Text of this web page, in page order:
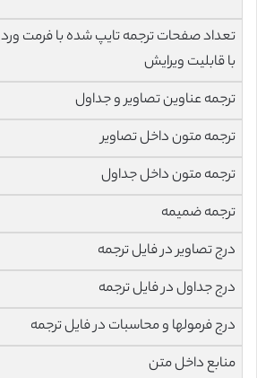
تعداد صفحات ترجمه تایپ شده با فرمت ورد
با قابلیت ویرایش
ترجمه عناوین تصاویر و جداول
ترجمه متون داخل تصاویر
ترجمه متون داخل جداول
ترجمه ضمیمه
درج تصاویر در فایل ترجمه
درج جداول در فایل ترجمه
درج فرمولها و محاسبات در فایل ترجمه
منابع داخل متن